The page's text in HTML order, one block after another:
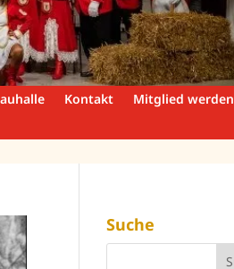
Kontakt Mitglied werden
Suche